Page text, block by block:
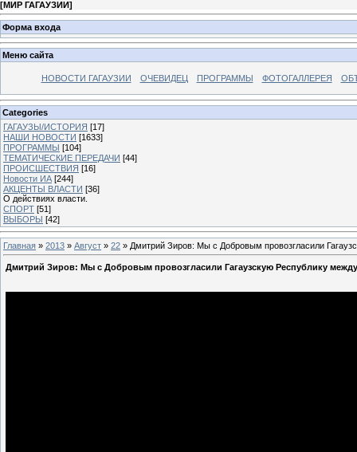
[МИР ГАГАУЗИИ]
Форма входа
Меню сайта
НОВОСТИ ГАГАУЗИИ ОЧЕВИДЕЦ ПРОГРАММЫ ФОТОГАЛЛЕРЕЯ
Categories
ГАГАУЗЫ/ИСТОРИЯ [17]
НАШИ НОВОСТИ [1633]
ПРОГРАММЫ [104]
ТЕМАТИЧЕСКИЕ ПЕРЕДАЧИ [44]
ПРОИСШЕСТВИЯ [16]
Новости ИА [244]
АКЦЕНТЫ ВЛАСТИ [36]
О действиях власти.
СПОРТ [51]
ВЫБОРЫ [42]
Главная » 2013 » Август » 22 » Дмитрий Зиров: Мы с Добровым провозгласили
Дмитрий Зиров: Мы с Добровым провозгласили Гагаузскую Республику